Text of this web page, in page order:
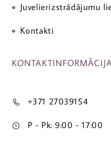
Juvelierizstrādājumu
Kontakti
KONTAKTINFORMĀCIJA
+371 27039154
P - Pk: 9:00 - 17:00